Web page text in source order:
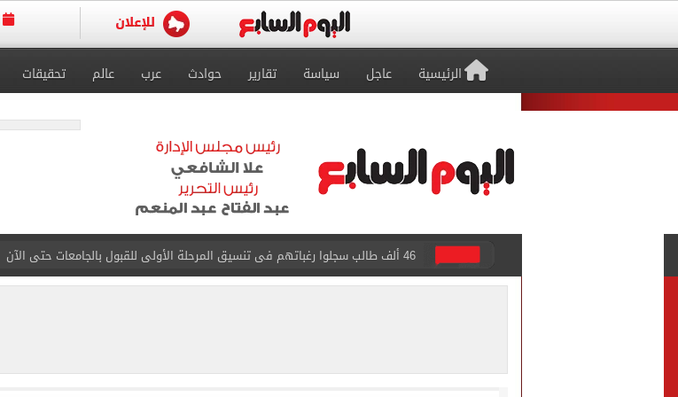
الرئيسية عاجل سياسة تقارير حوادث عرب عالم تحقيقات
اليورو يغلق تعاملات اليوم الخميس على تراجع أمام الجنيه بالبنوك المصرية
جهاز العبور الجديدة يعلن الانتهاء من تنفيذ أعمال ربط طريق R4 بمصر–الإسماعيلية
الرئيس السيسى وملك البحرين يؤكدان ضرورة بذل كل الجهود لوقف الحروب والنزاعات